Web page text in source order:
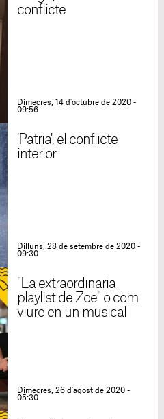
conflicte
Dimecres, 14 d'octubre de 2020 -
09:56
'Patria', el conflicte
interior
Dilluns, 28 de setembre de 2020 -
09:30
"La extraordinaria
playlist de Zoe" o com
viure en un musical
Dimecres, 26 d'agost de 2020 -
05:30